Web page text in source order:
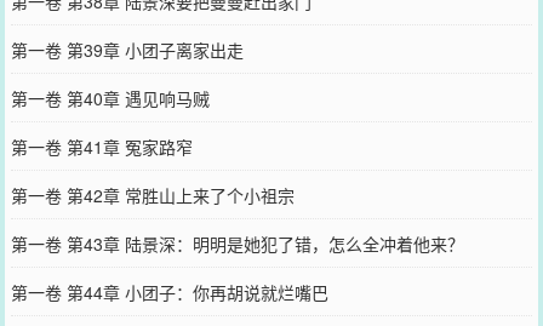
第一卷 第39章 小团子离家出走
第一卷 第40章 遇见响马贼
第一卷 第41章 冤家路窄
第一卷 第42章 常胜山上来了个小祖宗
第一卷 第43章 陆景深：明明是她犯了错，怎么全冲着他来？
第一卷 第44章 小团子：你再胡说就烂嘴巴